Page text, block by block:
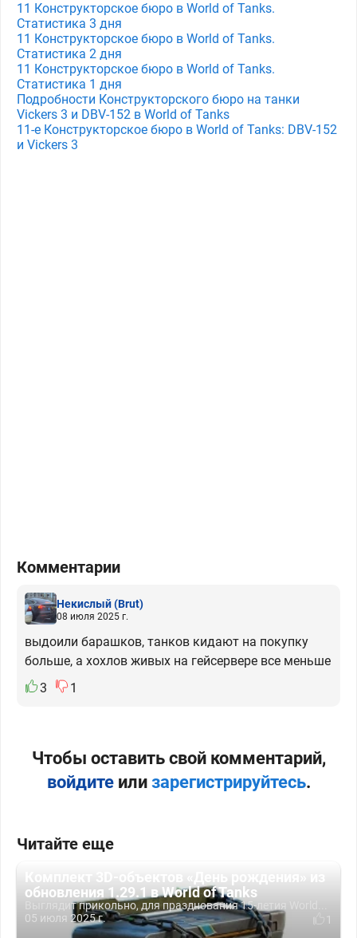
11 Конструкторское бюро в World of Tanks.
Статистика 3 дня
11 Конструкторское бюро в World of Tanks.
Статистика 2 дня
11 Конструкторское бюро в World of Tanks.
Статистика 1 дня
Подробности Конструкторского бюро на танки
Vickers 3 и DBV-152 в World of Tanks
11-е Конструкторское бюро в World of Tanks: DBV-152
и Vickers 3
Комментарии
Некислый(Brut)
08 июля 2025 г.
выдоили барашков, танков кидают на покупку
больше, а хохлов живых на гейсервере все меньше
3
1
Чтобы оставить свой комментарий,
войдитеили зарегистрируйтесь.
Читайте еще
обновления 1.29.1 в World of Tanks
Выглядит прикольно, для празднования 15-летия World...
05 июля 2025 г.
1